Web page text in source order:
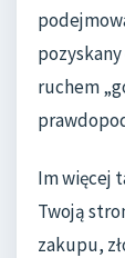
ruchem
Im więcej
Twoją
zakupu,